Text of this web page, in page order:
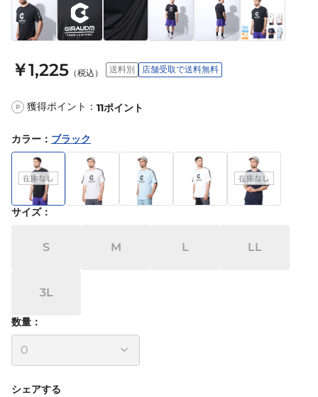
￥1,225 （税込） 送料別 店舗受取で送料無料
P 獲得ポイント： 11ポイント
カラー ： ブラック
サイズ：
S M L LL
3L
数量：
シェアする